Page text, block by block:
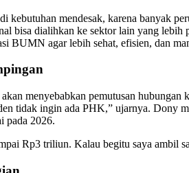
mendesak, karena banyak
bisa dialihkan ke sektor lain yang
BUMN agar lebih sehat, efisien, dan
menyebabkan pemutusan
tidak ingin ada PHK,” ujarnya.
pada 2026.
Rp3 triliun. Kalau begitu saya ambil